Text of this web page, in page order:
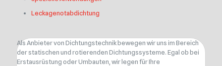
Leckagenotabdichtung
Als Anbieter von Dichtungstechnik bewegen wir uns im Bereich
der statischen und rotierenden Dichtungssysteme. Egal ob bei
Erstausrüstung oder Umbauten, wir legen für Ihre